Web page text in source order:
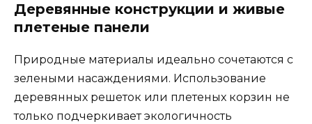
Деревянные конструкции и живые
плетеные панели
Природные материалы идеально сочетаются с
зелеными насаждениями. Использование
деревянных решеток или плетеных корзин не
только подчеркивает экологичность